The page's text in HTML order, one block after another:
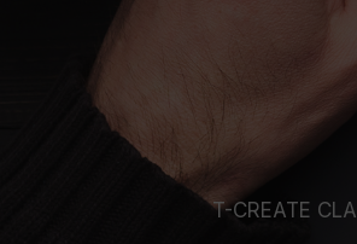
T-CREATE